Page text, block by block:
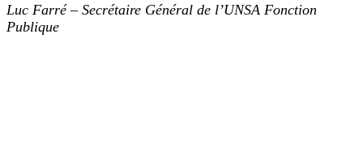
Luc Farré – Secrétaire Général de l’UNSA Fonction
Publique